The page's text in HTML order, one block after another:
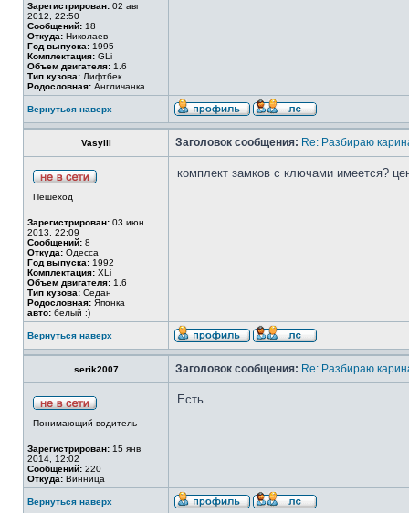
Зарегистрирован: 02 авг
2012, 22:50
Сообщений: 18
Откуда: Николаев
Год выпуска: 1995
Комплектация: GLi
Объем двигателя: 1.6
Тип кузова: Лифтбек
Родословная: Англичанка
Вернуться наверх
Vasylll Заголовок сообщения: Re: Разбираю
Пешеход
Зарегистрирован: 03 июн
2013, 22:09
Сообщений: 8
Откуда: Одесса
Год выпуска: 1992
Комплектация: XLi
Объем двигателя: 1.6
Тип кузова: Седан
Родословная: Японка
авто: белый :)
комплект замков с ключами имеется?
Вернуться наверх
serik2007 Заголовок сообщения: Re: Разбираю
Понимающий водитель
Зарегистрирован: 15 янв
2014, 12:02
Сообщений: 220
Откуда: Винница
Есть.
Вернуться наверх